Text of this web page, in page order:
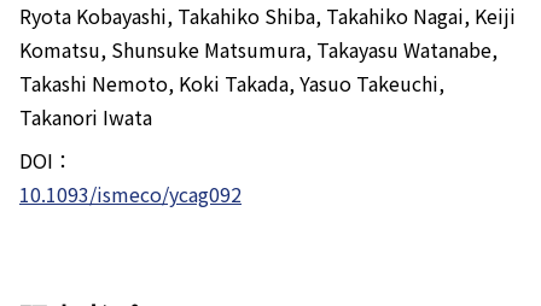
Ryota Kobayashi, Takahiko Shiba, Takahiko Nagai, Keiji
Komatsu, Shunsuke Matsumura, Takayasu Watanabe,
Takashi Nemoto, Koki Takada, Yasuo Takeuchi,
Takanori Iwata
DOI：
10.1093/ismeco/ycag092